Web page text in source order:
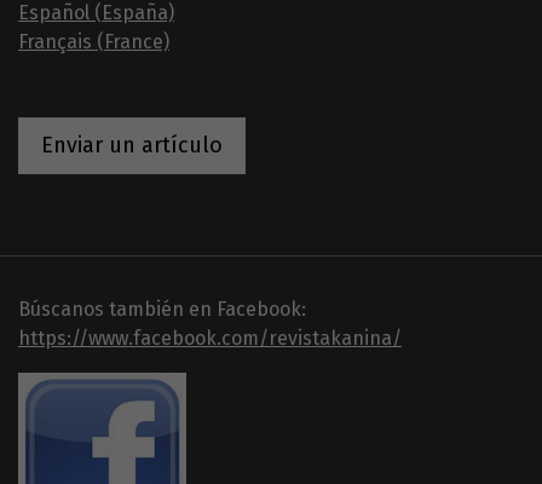
Español (España)
Français (France)
Enviar un artículo
Búscanos también en Facebook:
https://www.facebook.com/revistakanina/